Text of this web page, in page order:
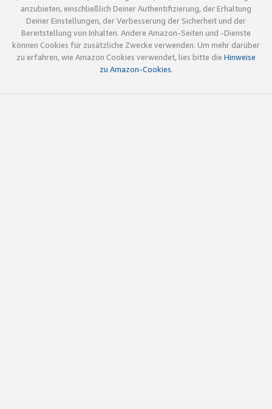
anzubieten, einschließlich Deiner Authentifizierung, der Erhaltung
Deiner Einstellungen, der Verbesserung der Sicherheit und der
Bereitstellung von Inhalten. Andere Amazon-Seiten und -Dienste
können Cookies für zusätzliche Zwecke verwenden. Um mehr darüber
zu erfahren, wie Amazon Cookies verwendet, lies bitte die Hinweise
zu Amazon-Cookies.